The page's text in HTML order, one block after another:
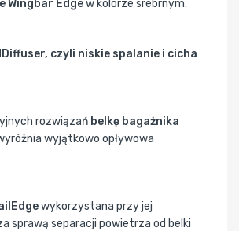
Wingbar Edgew kolorze srebrnym.
czyli niskie spalanie i cicha
rozwiązań belkę bagażnika
wyjątkowo opływowa
wykorzystana przy jej
sprawą separacji powietrza od belki